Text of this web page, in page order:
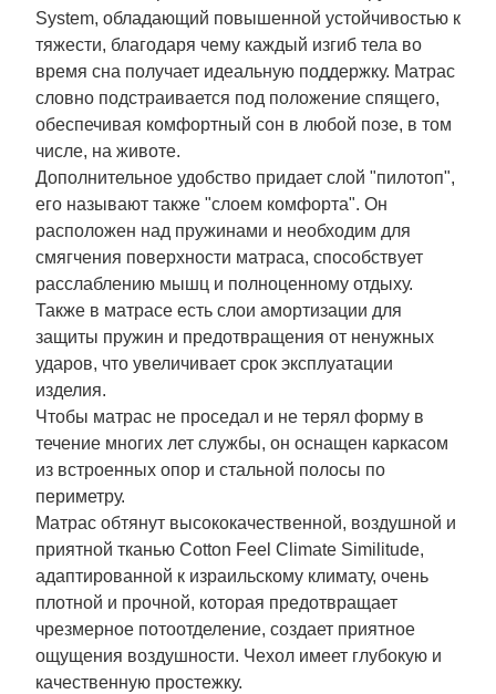
System, обладающий повышенной устойчивостью к
тяжести, благодаря чему каждый изгиб тела во
время сна получает идеальную поддержку. Матрас
словно подстраивается под положение спящего,
обеспечивая комфортный сон в любой позе, в том
числе, на животе.
Дополнительное удобство придает слой "пилотоп",
его называют также "слоем комфорта". Он
расположен над пружинами и необходим для
смягчения поверхности матраса, способствует
расслаблению мышц и полноценному отдыху.
Также в матрасе есть слои амортизации для
защиты пружин и предотвращения от ненужных
ударов, что увеличивает срок эксплуатации
изделия.
Чтобы матрас не проседал и не терял форму в
течение многих лет службы, он оснащен каркасом
из встроенных опор и стальной полосы по
периметру.
Матрас обтянут высококачественной, воздушной и
приятной тканью Cotton Feel Climate Similitude,
адаптированной к израильскому климату, очень
плотной и прочной, которая предотвращает
чрезмерное потоотделение, создает приятное
ощущения воздушности. Чехол имеет глубокую и
качественную простежку.